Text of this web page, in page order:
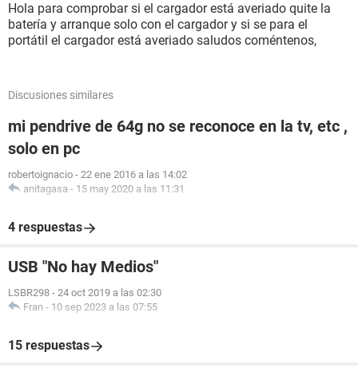
Hola para comprobar si el cargador está averiado quite la
batería y arranque solo con el cargador y si se para el
portátil el cargador está averiado saludos coméntenos,
Discusiones similares
mi pendrive de 64g no se reconoce en la tv, etc ,
solo en pc
robertoignacio - 22 ene 2016 a las 14:02
anitagasa - 15 may 2020 a las 11:31
4 respuestas
USB "No hay Medios"
LSBR298 - 24 oct 2019 a las 02:30
Fran - 10 sep 2023 a las 07:55
15 respuestas